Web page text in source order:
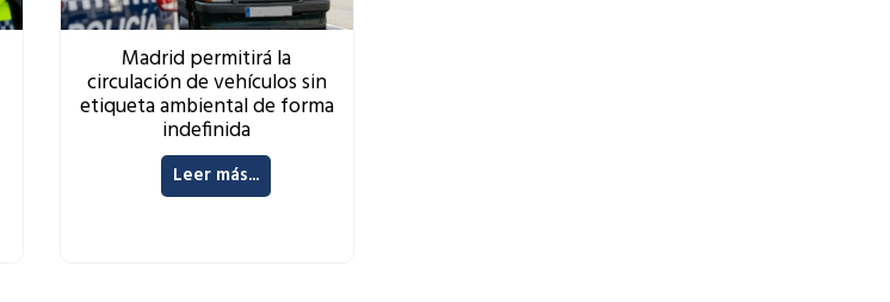
Madrid permitirá la
circulación de vehículos sin
etiqueta ambiental de forma
indefinida
Leer más...